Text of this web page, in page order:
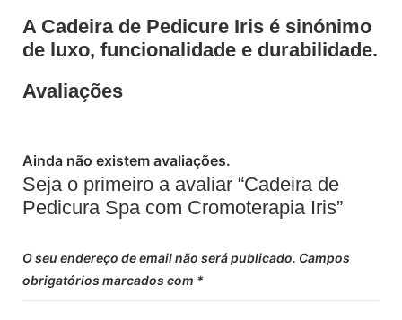
A Cadeira de Pedicure Iris é sinónimo
de luxo, funcionalidade e durabilidade.
Avaliações
Ainda não existem avaliações.
Seja o primeiro a avaliar “Cadeira de
Pedicura Spa com Cromoterapia Iris”
O seu endereço de email não será publicado. Campos
obrigatórios marcados com *